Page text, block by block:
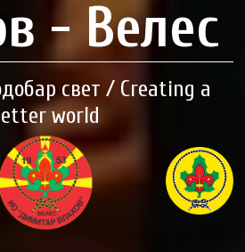
- Велес
свет / Creating a
world